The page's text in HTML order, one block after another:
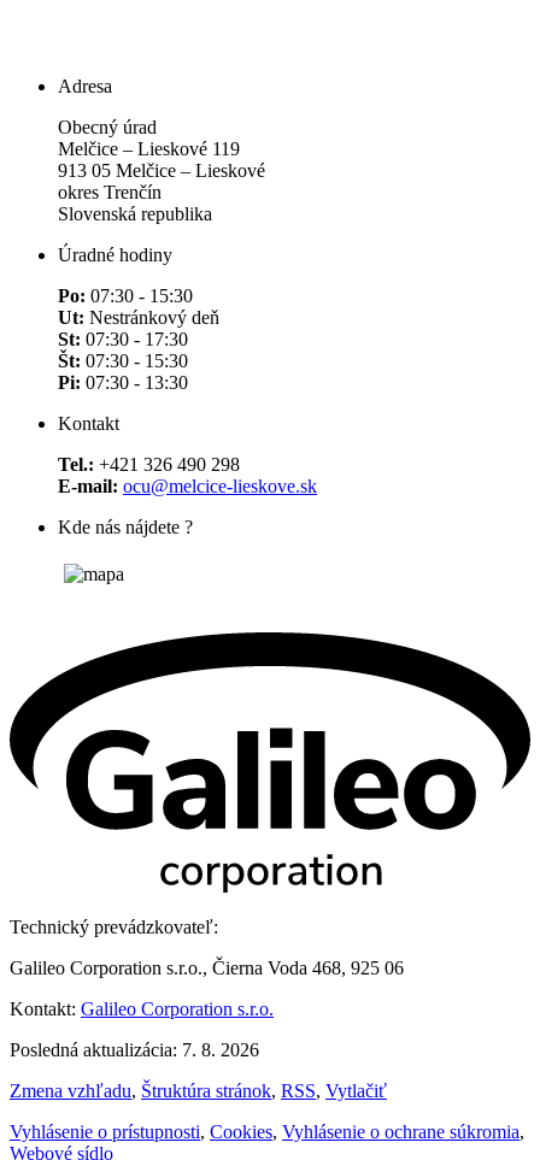
Adresa
Obecný úrad
Melčice – Lieskové 119
913 05 Melčice – Lieskové
okres Trenčín
Slovenská republika
Úradné hodiny
Po: 07:30 - 15:30
Ut: Nestránkový deň
St: 07:30 - 17:30
Št: 07:30 - 15:30
Pi: 07:30 - 13:30
Kontakt
Tel.: +421 326 490 298
E-mail: ocu@melcice-lieskove.sk
Kde nás nájdete ?
Technický prevádzkovateľ:
Galileo Corporation s.r.o., Čierna Voda 468, 925 06
Kontakt: Galileo Corporation s.r.o.
Posledná aktualizácia: 7. 8. 2026
Zmena vzhľadu, Štruktúra stránok, RSS, Vytlačiť
Vyhlásenie o prístupnosti, Cookies, Vyhlásenie o ochrane súkromia,
Webové sídlo